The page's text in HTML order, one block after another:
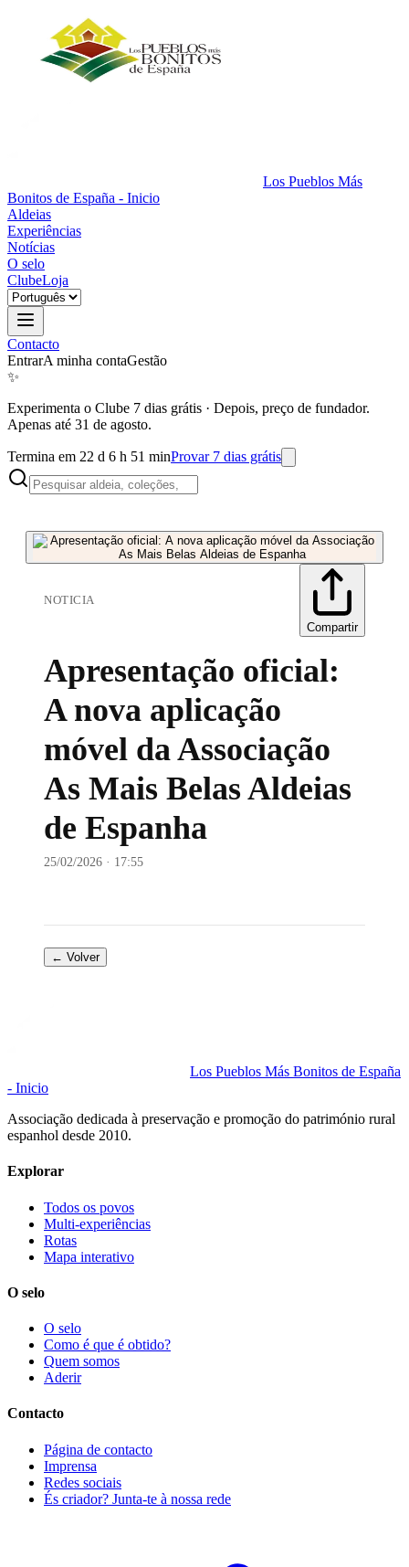
Los Pueblos Más
Bonitos de España - Inicio
Aldeias
Experiências
Notícias
O selo
ClubeLoja
Contacto
EntrarA minha contaGestão
✨
Experimenta o Clube 7 dias grátis · Depois, preço de fundador.
Apenas até 31 de agosto.
Termina em 22 d 6 h 51 minProvar 7 dias grátis
NOTICIA
Compartir
Apresentação oficial:
A nova aplicação
móvel da Associação
As Mais Belas Aldeias
de Espanha
25/02/2026 · 17:55
← Volver
Los Pueblos Más Bonitos de España
- Inicio
Associação dedicada à preservação e promoção do património rural
espanhol desde 2010.
Explorar
Todos os povos
Multi-experiências
Rotas
Mapa interativo
O selo
O selo
Como é que é obtido?
Quem somos
Aderir
Contacto
Página de contacto
Imprensa
Redes sociais
És criador? Junta-te à nossa rede